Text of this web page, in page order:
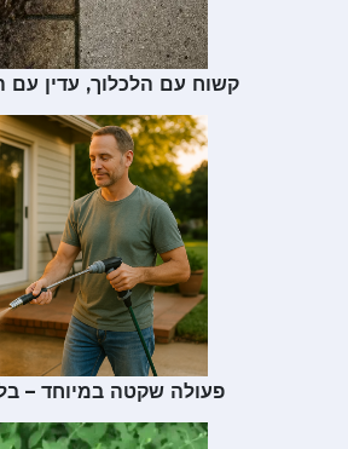
קשוח עם הלכלוך, עדין
פעולה שקטה במיוחד –